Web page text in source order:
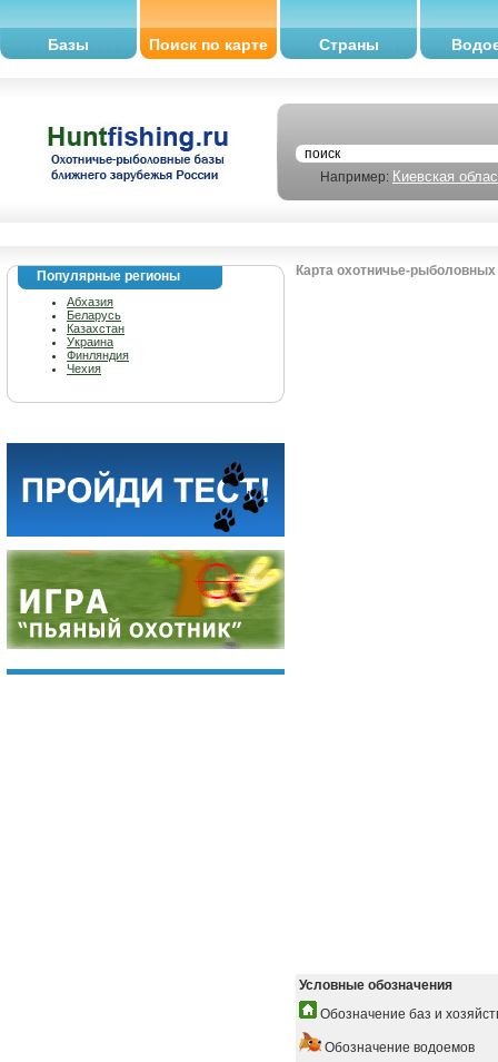
Базы Поиск по карте Страны
Например: Киевская
Популярные регионы
Абхазия
Беларусь
Казахстан
Украина
Финляндия
Чехия
Карта охотничье-рыболовных
Условные обозначения
Обозначение баз и
Обозначение водоемов